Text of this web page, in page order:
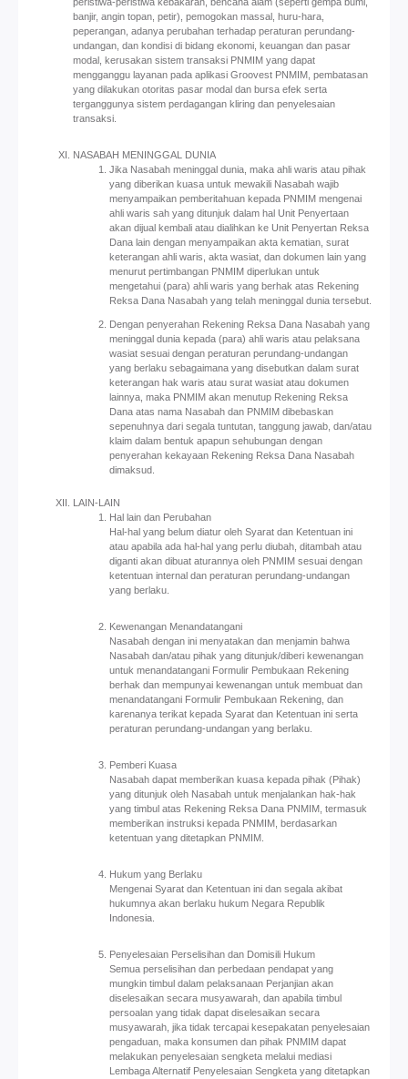
banjir, angin topan, petir), pemogokan massal, huru-hara,
peperangan, adanya perubahan terhadap peraturan perundang-
undangan, dan kondisi di bidang ekonomi, keuangan dan pasar
modal, kerusakan sistem transaksi PNMIM yang dapat
mengganggu layanan pada aplikasi Groovest PNMIM, pembatasan
yang dilakukan otoritas pasar modal dan bursa efek serta
terganggunya sistem perdagangan kliring dan penyelesaian
transaksi.
NASABAH MENINGGAL DUNIA
Jika Nasabah meninggal dunia, maka ahli waris atau pihak
yang diberikan kuasa untuk mewakili Nasabah wajib
menyampaikan pemberitahuan kepada PNMIM mengenai
ahli waris sah yang ditunjuk dalam hal Unit Penyertaan
akan dijual kembali atau dialihkan ke Unit Penyertan Reksa
Dana lain dengan menyampaikan akta kematian, surat
keterangan ahli waris, akta wasiat, dan dokumen lain yang
menurut pertimbangan PNMIM diperlukan untuk
mengetahui (para) ahli waris yang berhak atas Rekening
Reksa Dana Nasabah yang telah meninggal dunia tersebut.
Dengan penyerahan Rekening Reksa Dana Nasabah yang
meninggal dunia kepada (para) ahli waris atau pelaksana
wasiat sesuai dengan peraturan perundang-undangan
yang berlaku sebagaimana yang disebutkan dalam surat
keterangan hak waris atau surat wasiat atau dokumen
lainnya, maka PNMIM akan menutup Rekening Reksa
Dana atas nama Nasabah dan PNMIM dibebaskan
sepenuhnya dari segala tuntutan, tanggung jawab, dan/atau
klaim dalam bentuk apapun sehubungan dengan
penyerahan kekayaan Rekening Reksa Dana Nasabah
dimaksud.
LAIN-LAIN
Hal lain dan Perubahan
Hal-hal yang belum diatur oleh Syarat dan Ketentuan ini
atau apabila ada hal-hal yang perlu diubah, ditambah atau
diganti akan dibuat aturannya oleh PNMIM sesuai dengan
ketentuan internal dan peraturan perundang-undangan
yang berlaku.
Kewenangan Menandatangani
Nasabah dengan ini menyatakan dan menjamin bahwa
Nasabah dan/atau pihak yang ditunjuk/diberi kewenangan
untuk menandatangani Formulir Pembukaan Rekening
berhak dan mempunyai kewenangan untuk membuat dan
menandatangani Formulir Pembukaan Rekening, dan
karenanya terikat kepada Syarat dan Ketentuan ini serta
peraturan perundang-undangan yang berlaku.
Pemberi Kuasa
Nasabah dapat memberikan kuasa kepada pihak (Pihak)
yang ditunjuk oleh Nasabah untuk menjalankan hak-hak
yang timbul atas Rekening Reksa Dana PNMIM, termasuk
memberikan instruksi kepada PNMIM, berdasarkan
ketentuan yang ditetapkan PNMIM.
Hukum yang Berlaku
Mengenai Syarat dan Ketentuan ini dan segala akibat
hukumnya akan berlaku hukum Negara Republik
Indonesia.
Penyelesaian Perselisihan dan Domisili Hukum
Semua perselisihan dan perbedaan pendapat yang
mungkin timbul dalam pelaksanaan Perjanjian akan
diselesaikan secara musyawarah, dan apabila timbul
persoalan yang tidak dapat diselesaikan secara
musyawarah, jika tidak tercapai kesepakatan penyelesaian
pengaduan, maka konsumen dan pihak PNMIM dapat
melakukan penyelesaian sengketa melalui mediasi
Lembaga Alternatif Penyelesaian Sengketa yang ditetapkan